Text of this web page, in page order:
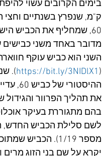
60, שמחליף את הכביש
מדובר באחד משני כבישים
(
https://bit.ly/3NIDlX1
).
את תהליך הפרוור
בהם מתגוררת בעיקר
מספר 1/19).
יקרא על שם בני הזוג